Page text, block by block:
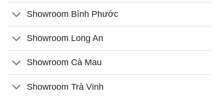
Showroom Bình Phước
Showroom Long An
Showroom Cà Mau
Showroom Trà Vinh